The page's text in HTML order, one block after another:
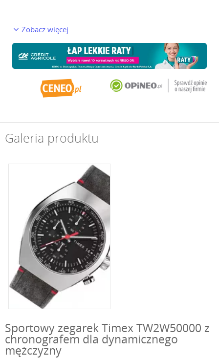
Zobacz więcej
Galeria produktu
Sportowy zegarek Timex TW2W50000 z
chronografem dla dynamicznego
mężczyzny